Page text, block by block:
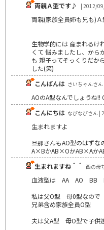
両親Ａ型です♪
| 2012/
両親(家族全員姉も兄も)
生物学的には 産まれるけ
くて 悩みましたし、から
も 親子ってそっくりだか
した(笑)
こんばんは さいちゃんさ
AOのA型なんでしょうね
こんにちは なぴなぴさん |
生まれますよ
旦那さんもAO型のはず
A×BかAB×OかAB×Aか
生まれますね＾＾ 酉の母
血液型は AA AO BB
私は父O型 母0型なので
兄弟含め家族全員O型
夫は父A型 母O型で子供